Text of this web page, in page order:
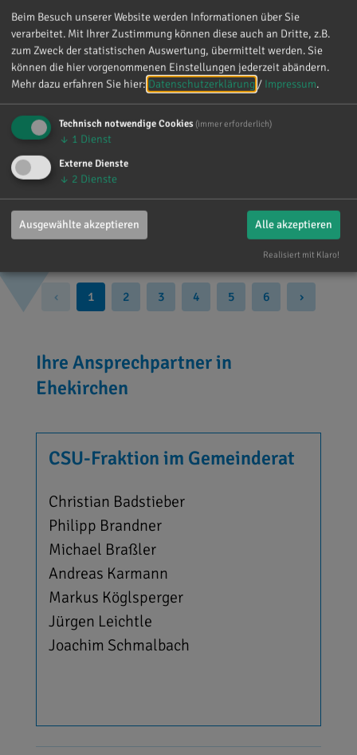
CSU-Ortsverband Ehekirchen -
Wahlversammlung
‹ 1 2 3 4 5 6 ›
Ihre Ansprechpartner in
Ehekirchen
CSU-Fraktion im Gemeinderat
Christian Badstieber
Philipp Brandner
Michael Braßler
Andreas Karmann
Markus Köglsperger
Jürgen Leichtle
Joachim Schmalbach
Beim Besuch unserer Website werden Informationen über Sie
verarbeitet. Mit Ihrer Zustimmung können diese auch an Dritte, z.B.
zum Zweck der statistischen Auswertung, übermittelt werden. Sie
können die hier vorgenommenen Einstellungen jederzeit abändern.
Mehr dazu erfahren Sie hier: Datenschutzerklärung / Impressum.
Technisch notwendige Cookies (immer erforderlich)
↓ 1 Dienst
Externe Dienste
↓ 2 Dienste
Ausgewählte akzeptieren Alle akzeptieren
Realisiert mit Klaro!